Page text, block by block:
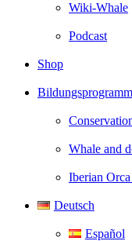
Wiki-Whale
Podcast
Shop
Whale and
Iberian
Deutsch
Español